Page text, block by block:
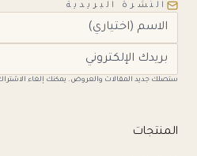
النشرة البريدية
ستصلك جديد المقالات والعروض. يمكنك إلغاء
المنتجات